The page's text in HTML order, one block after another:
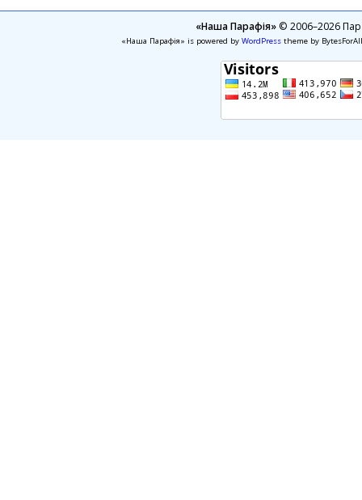
«Наша Парафія»© 2006–2026
«Наша Парафія» is powered by WordPresstheme by